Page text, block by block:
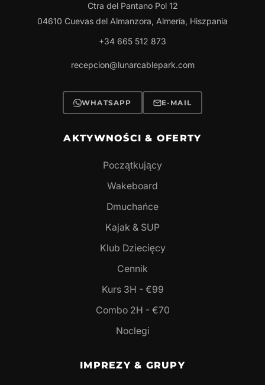
Ctra del Pantano Pol 12
04610 Cuevas del Almanzora, Almería, Hiszpania
+34 665 512 873
recepcion@lunarcablepark.com
WHATSAPP E-MAIL
AKTYWNOŚCI & OFERTY
Początkujący
Wakeboard
Dmuchańce
Kajak & SUP
Klub Dziecięcy
Cennik
Kurs 3H - €99
Combo 2H - €70
Noclegi
IMPREZY & GRUPY